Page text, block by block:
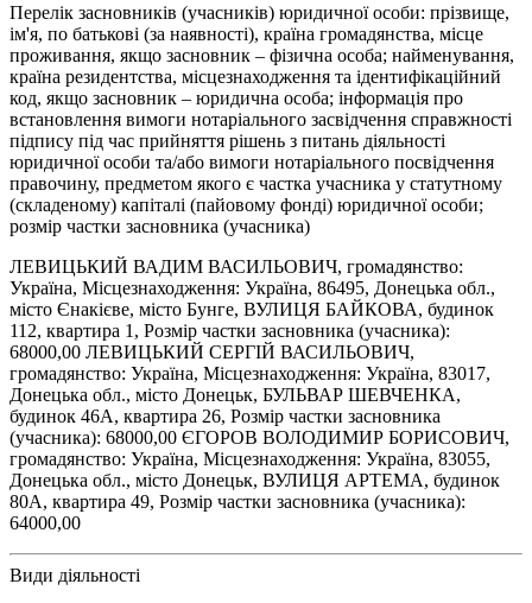
Перелік засновників (учасників) юридичної особи: прізвище,
ім'я, по батькові (за наявності), країна громадянства, місце
проживання, якщо засновник – фізична особа; найменування,
країна резидентства, місцезнаходження та ідентифікаційний
код, якщо засновник – юридична особа; інформація про
встановлення вимоги нотаріального засвідчення справжності
підпису під час прийняття рішень з питань діяльності
юридичної особи та/або вимоги нотаріального посвідчення
правочину, предметом якого є частка учасника у статутному
(складеному) капіталі (пайовому фонді) юридичної особи;
розмір частки засновника (учасника)
ЛЕВИЦЬКИЙ ВАДИМ ВАСИЛЬОВИЧ, громадянство:
Україна, Місцезнаходження: Україна, 86495, Донецька обл.,
місто Єнакієве, місто Бунге, ВУЛИЦЯ БАЙКОВА, будинок
112, квартира 1, Розмір частки засновника (учасника):
68000,00 ЛЕВИЦЬКИЙ СЕРГІЙ ВАСИЛЬОВИЧ,
громадянство: Україна, Місцезнаходження: Україна, 83017,
Донецька обл., місто Донецьк, БУЛЬВАР ШЕВЧЕНКА,
будинок 46А, квартира 26, Розмір частки засновника
(учасника): 68000,00 ЄГОРОВ ВОЛОДИМИР БОРИСОВИЧ,
громадянство: Україна, Місцезнаходження: Україна, 83055,
Донецька обл., місто Донецьк, ВУЛИЦЯ АРТЕМА, будинок
80А, квартира 49, Розмір частки засновника (учасника):
64000,00
Види діяльності